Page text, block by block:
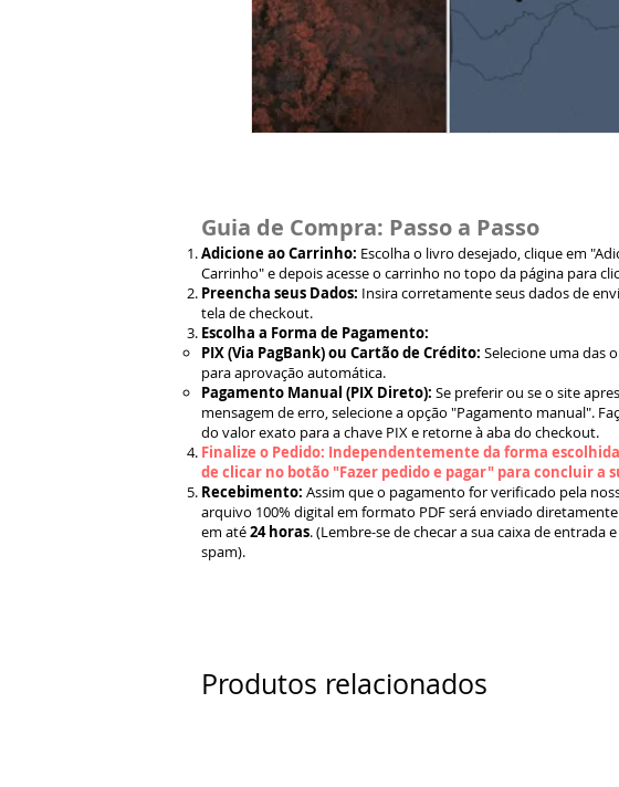
Guia de Compra: Passo a Passo
Adicione ao Carrinho: Escolha o livro desejado, clique em
Carrinho" e depois acesse o carrinho no topo da página para
Preencha seus Dados: Insira corretamente seus dados de
tela de checkout.
Escolha a Forma de Pagamento:
PIX (Via PagBank) ou Cartão de Crédito: Selecione uma das
para aprovação automática.
Pagamento Manual (PIX Direto): Se preferir ou se o site
mensagem de erro, selecione a opção "Pagamento manual".
do valor exato para a chave PIX e retorne à aba do checkout.
Finalize o Pedido: Independentemente da forma
de clicar no botão "Fazer pedido e pagar" para concluir a
Recebimento: Assim que o pagamento for verificado pela
arquivo 100% digital em formato PDF será enviado
em até24 horas. (Lembre-se de checar a sua caixa de entrada
spam).
Produtos relacionados